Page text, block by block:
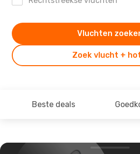
Zoek vlucht +
Vluchten
Beste deals